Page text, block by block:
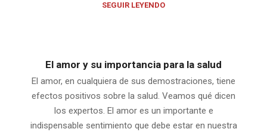
SEGUIR LEYENDO
El amor y su importancia para la salud
El amor, en cualquiera de sus demostraciones, tiene
efectos positivos sobre la salud. Veamos qué dicen
los expertos. El amor es un importante e
indispensable sentimiento que debe estar en nuestra